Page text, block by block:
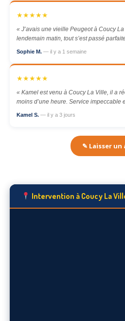
★★★★★
« J’avais une vieille Peugeot à Coucy
lendemain matin, tout s’est passé
Sophie M. — il y a 1 semaine
★★★★★
« Kamel est venu à Coucy La Ville, il a
moins d’une heure. Service impeccable
Kamel S. — il y a 3 jours
✎ Laisser un
Intervention à Coucy La